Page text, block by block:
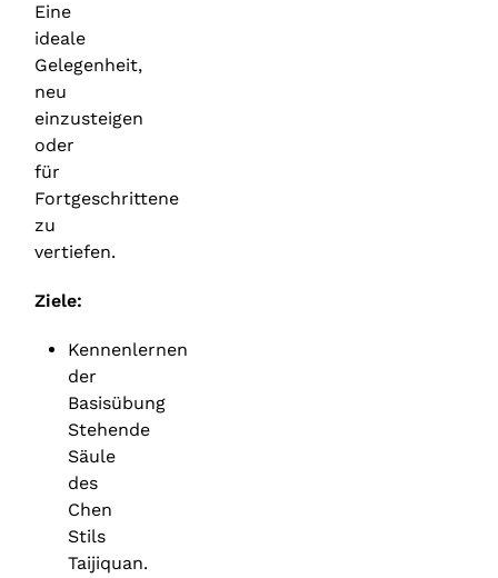
Eine
ideale
Gelegenheit,
neu
einzusteigen
oder
für
Fortgeschrittene
zu
vertiefen.
Ziele:
Kennenlernen
der
Basisübung
Stehende
Säule
des
Chen
Stils
Taijiquan.